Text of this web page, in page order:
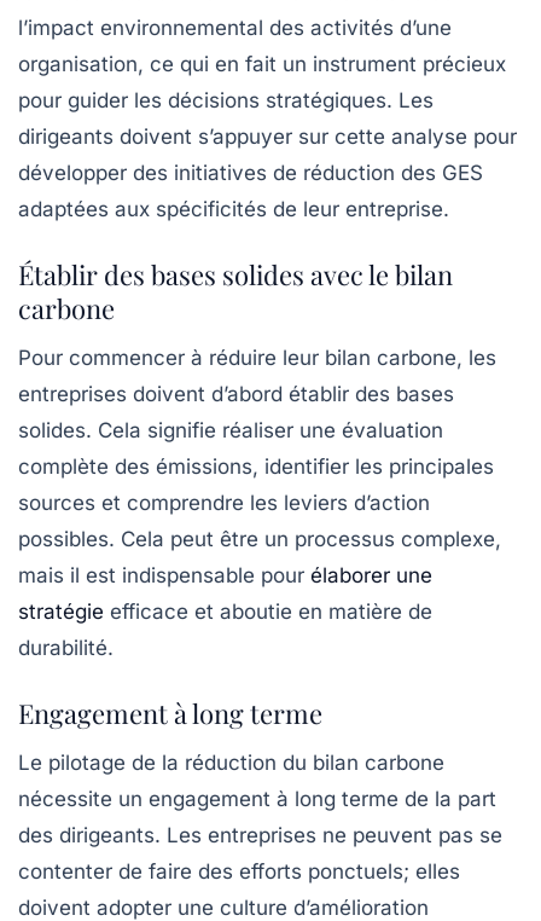
l’impact environnemental des activités d’une
organisation, ce qui en fait un instrument précieux
pour guider les décisions stratégiques. Les
dirigeants doivent s’appuyer sur cette analyse pour
développer des initiatives de réduction des GES
adaptées aux spécificités de leur entreprise.
Établir des bases solides avec le bilan
carbone
Pour commencer à réduire leur bilan carbone, les
entreprises doivent d’abord établir des bases
solides. Cela signifie réaliser une évaluation
complète des émissions, identifier les principales
sources et comprendre les leviers d’action
possibles. Cela peut être un processus complexe,
mais il est indispensable pour élaborer une
stratégie efficace et aboutie en matière de
durabilité.
Engagement à long terme
Le pilotage de la réduction du bilan carbone
nécessite un engagement à long terme de la part
des dirigeants. Les entreprises ne peuvent pas se
contenter de faire des efforts ponctuels; elles
doivent adopter une culture d’amélioration